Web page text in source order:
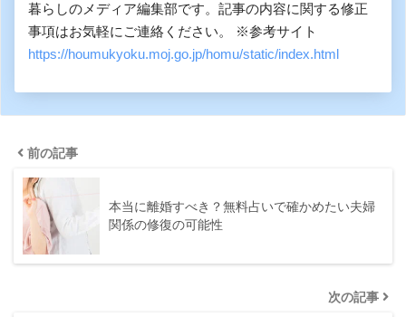
暮らしのメディア編集部です。記事の内容に関する修正
事項はお気軽にご連絡ください。 ※参考サイト
https://houmukyoku.moj.go.jp/homu/static/index.html
前の記事
本当に離婚すべき？無料占いで確かめたい夫婦
関係の修復の可能性
次の記事